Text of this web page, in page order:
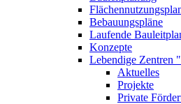
Bebauungspläne
Laufende
Konzepte
Lebendige Zentren
Aktuelles
Projekte
Private